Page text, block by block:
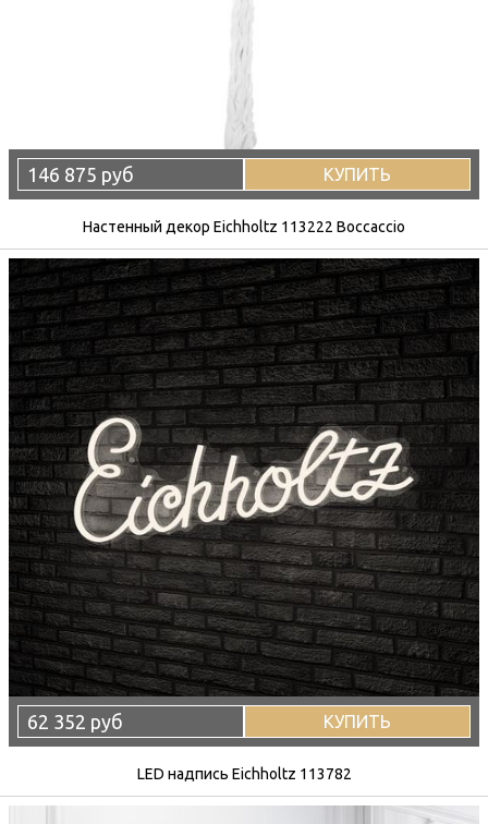
146 875 руб КУПИТЬ
Настенный декор Eichholtz 113222 Boccaccio
62 352 руб КУПИТЬ
LED надпись Eichholtz 113782